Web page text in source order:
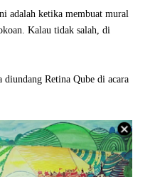
adalah ketika membuat mural
Kalau tidak salah, di
Retina Qube di acara